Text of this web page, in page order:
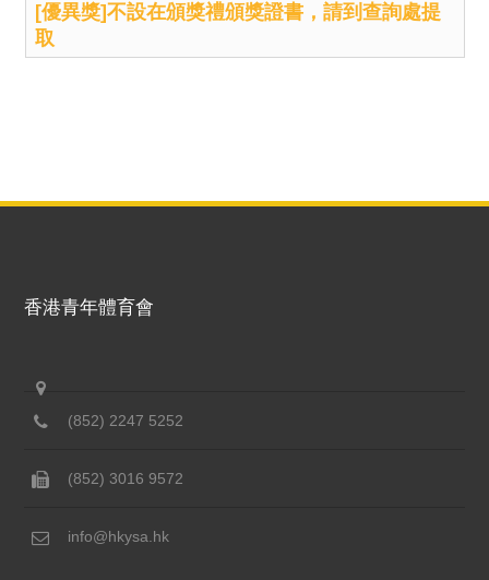
[優異獎]不設在頒獎禮頒獎證書，請到查詢處提
取
香港青年體育會
(852) 2247 5252
(852) 3016 9572
info@hkysa.hk